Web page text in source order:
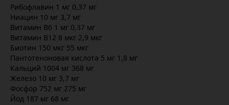
Рибофлавин 1 мг 0,37 мг
Ниацин 10 мг 3,7 мг
Витамин В6 1 мг 0,37 мг
Витамин В12 8 мкг 2,9 мкг
Биотин 150 мкг 55 мкг
Пантотеноновая кислота 5 мг 1,8 мг
Кальций 1004 мг 368 мг
Железо 10 мг 3,7 мг
Фосфор 752 мг 275 мг
Йод 187 мг 68 мг